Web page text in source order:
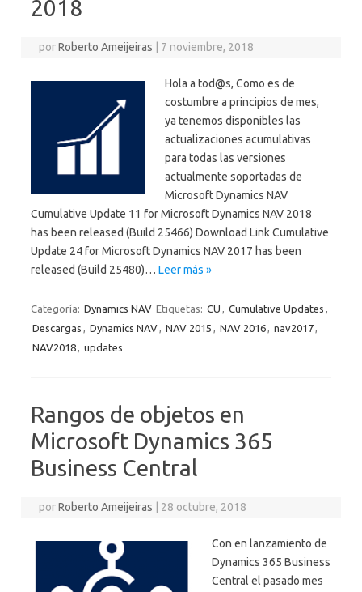
2018
porRoberto Ameijeiras 7 noviembre, 2018
Hola a tod@s, Como es de
costumbre a principios de mes,
ya tenemos disponibles las
actualizaciones acumulativas
para todas las versiones
actualmente soportadas de
Microsoft Dynamics NAV
Cumulative Update 11 for Microsoft Dynamics NAV 2018
has been released (Build 25466) Download Link Cumulative
Update 24 for Microsoft Dynamics NAV 2017 has been
released (Build 25480)… Leer más »
Categoría: Dynamics NAV Etiquetas: CU , Cumulative Updates ,
Descargas , Dynamics NAV, NAV 2015 , NAV 2016, nav2017,
NAV2018, updates
Rangos de objetos en
Microsoft Dynamics 365
Business Central
porRoberto Ameijeiras 28 octubre, 2018
Con en lanzamiento de
Dynamics 365 Business
Central el pasado mes